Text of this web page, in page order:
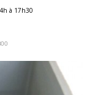
à 17h30